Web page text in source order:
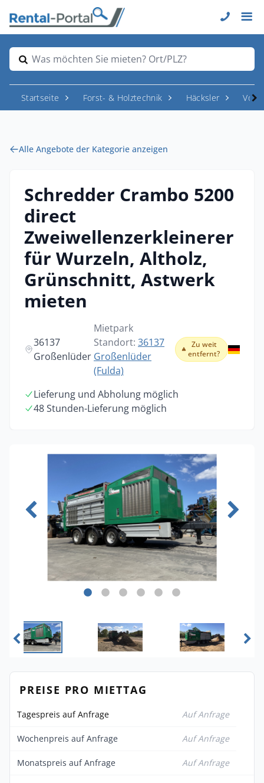
Was möchten Sie mieten? Ort/PLZ?
Startseite Forst- & Holztechnik Häcksler Vor-
Alle Angebote der Kategorie anzeigen
Schredder Crambo 5200
direct
Zweiwellenzerkleinerer
für Wurzeln, Altholz,
Grünschnitt, Astwerk
mieten
36137
Großenlüder
Mietpark
Standort: 36137
Großenlüder
(Fulda)
Zu weit
entfernt?
Lieferung und Abholung möglich
48 Stunden-Lieferung möglich
PREISE PRO MIETTAG
Tagespreis auf Anfrage Auf Anfrage
Wochenpreis auf Anfrage Auf Anfrage
Monatspreis auf Anfrage Auf Anfrage